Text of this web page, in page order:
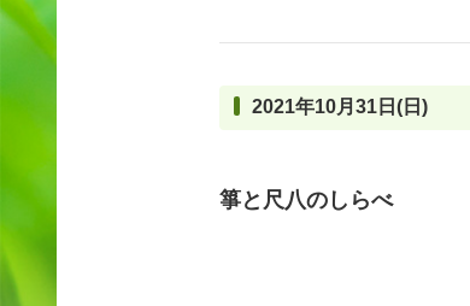
2021年10月31日(日)
箏と尺八のしらべ